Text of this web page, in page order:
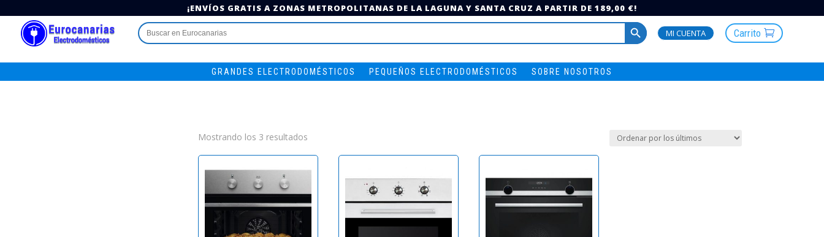
¡ENVÍOS GRATIS A ZONAS METROPOLITANAS DE LA LAGUNA Y SANTA CRUZ A PARTIR DE 189,00 €!
Buscar:
Botón de búsqueda
MI CUENTA
Carrito
GRANDES ELECTRODOMÉSTICOS PEQUEÑOS ELECTRODOMÉSTICOS SOBRE NOSOTROS
Mostrando los 3 resultados